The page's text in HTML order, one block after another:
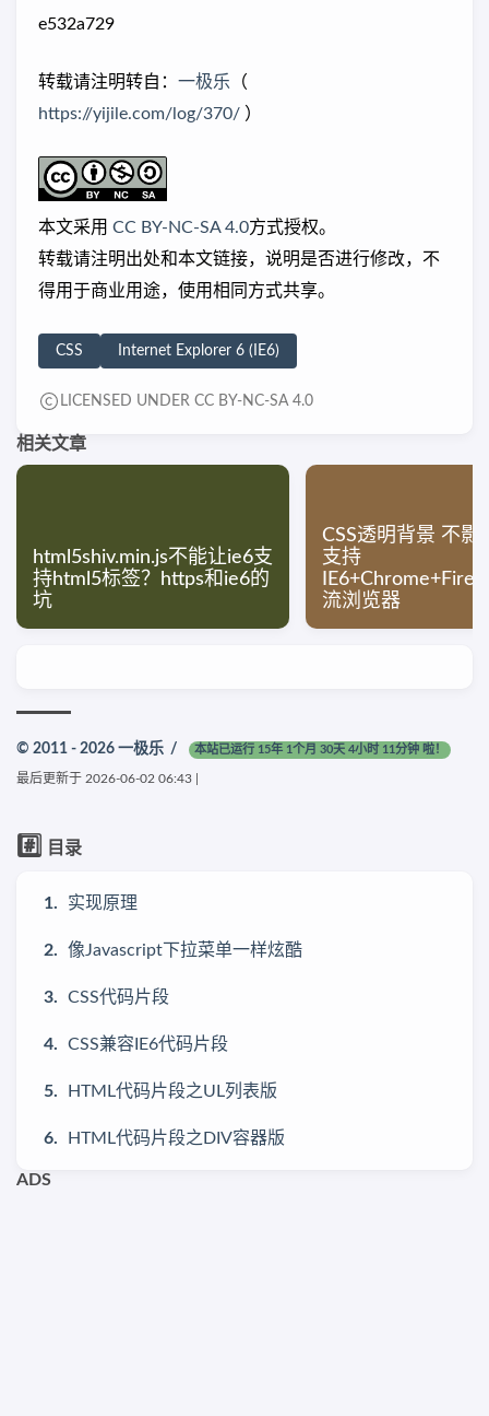
#️⃣ 目录
实现原理
像Javascript下拉菜单一样炫酷
CSS代码片段
CSS兼容IE6代码片段
HTML代码片段之UL列表版
HTML代码片段之DIV容器版
ADS
e532a729
转载请注明转自： 一极乐 （
https://yijile.com/log/370/ ）
本文采用 CC BY-NC-SA 4.0方式授权。
转载请注明出处和本文链接，说明是否进行修改，不
得用于商业用途，使用相同方式共享。
CSS Internet Explorer 6 (IE6)
LICENSED UNDER CC BY-NC-SA 4.0
相关文章
html5shiv.min.js不能让ie6支
持html5标签？https和ie6的
坑
CSS透明背景 不影
支持
流浏览器
© 2011 - 2026 一极乐 / 本站已运行 15年 1个月 30天 4小时 11分钟 啦！
最后更新于 2026-06-02 06:43